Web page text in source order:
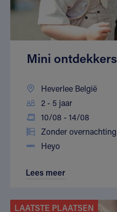
Mini ontdekkers
Heverlee België
2 - 5 jaar
10/08 - 14/08
Zonder overnachting
Heyo
Lees meer
LAATSTE PLAATSEN